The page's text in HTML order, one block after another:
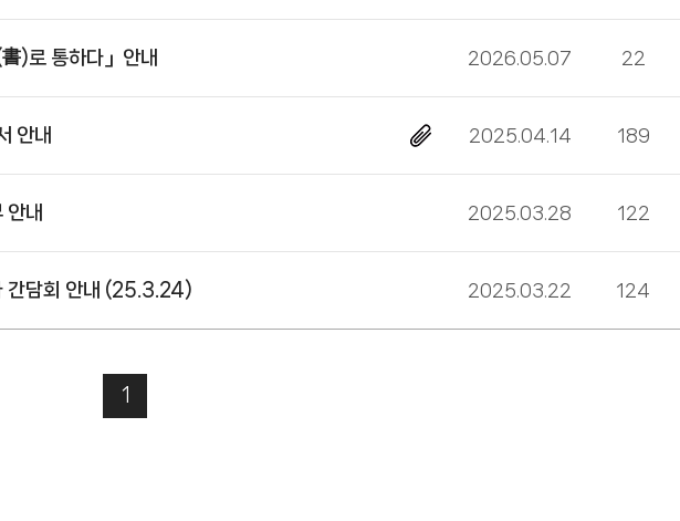
)로 통하다」안내 2026.05.07 22
안내 2025.04.14 189
안내 2025.03.28 122
간담회 안내 (25.3.24) 2025.03.22 124
1